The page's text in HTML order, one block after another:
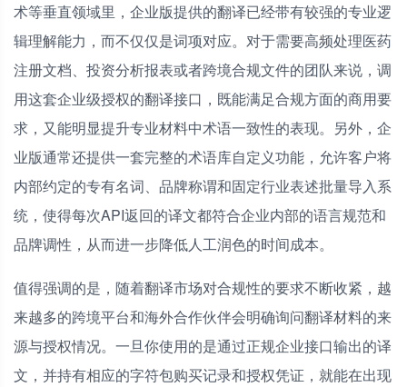
术等垂直领域里，企业版提供的翻译已经带有较强的专业逻
辑理解能力，而不仅仅是词项对应。对于需要高频处理医药
注册文档、投资分析报表或者跨境合规文件的团队来说，调
用这套企业级授权的翻译接口，既能满足合规方面的商用要
求，又能明显提升专业材料中术语一致性的表现。另外，企
业版通常还提供一套完整的术语库自定义功能，允许客户将
内部约定的专有名词、品牌称谓和固定行业表述批量导入系
统，使得每次API返回的译文都符合企业内部的语言规范和
品牌调性，从而进一步降低人工润色的时间成本。
值得强调的是，随着翻译市场对合规性的要求不断收紧，越
来越多的跨境平台和海外合作伙伴会明确询问翻译材料的来
源与授权情况。一旦你使用的是通过正规企业接口输出的译
文，并持有相应的字符包购买记录和授权凭证，就能在出现